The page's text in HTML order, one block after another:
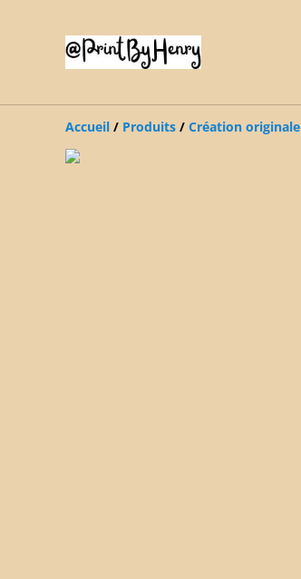
Accueil / Produits / Création originale